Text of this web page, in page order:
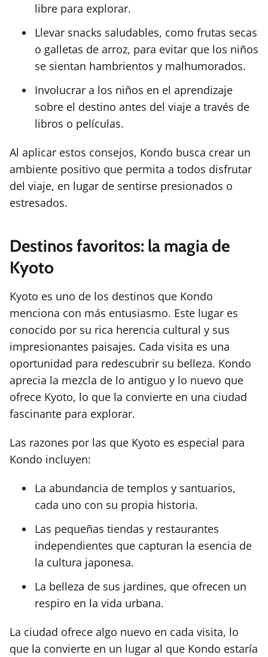
libre para explorar.
Llevar snacks saludables, como frutas secas
o galletas de arroz, para evitar que los niños
se sientan hambrientos y malhumorados.
Involucrar a los niños en el aprendizaje
sobre el destino antes del viaje a través de
libros o películas.
Al aplicar estos consejos, Kondo busca crear un
ambiente positivo que permita a todos disfrutar
del viaje, en lugar de sentirse presionados o
estresados.
Destinos favoritos: la magia de
Kyoto
Kyoto es uno de los destinos que Kondo
menciona con más entusiasmo. Este lugar es
conocido por su rica herencia cultural y sus
impresionantes paisajes. Cada visita es una
oportunidad para redescubrir su belleza. Kondo
aprecia la mezcla de lo antiguo y lo nuevo que
ofrece Kyoto, lo que la convierte en una ciudad
fascinante para explorar.
Las razones por las que Kyoto es especial para
Kondo incluyen:
La abundancia de templos y santuarios,
cada uno con su propia historia.
Las pequeñas tiendas y restaurantes
independientes que capturan la esencia de
la cultura japonesa.
La belleza de sus jardines, que ofrecen un
respiro en la vida urbana.
La ciudad ofrece algo nuevo en cada visita, lo
que la convierte en un lugar al que Kondo estaría